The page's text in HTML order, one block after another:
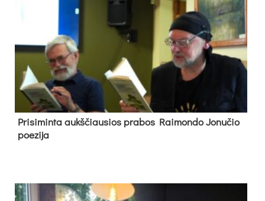
Pri­si­min­ta aukš­čiau­sios pra­bos Rai­mon­do Jo­nu­čio
poe­zi­ja